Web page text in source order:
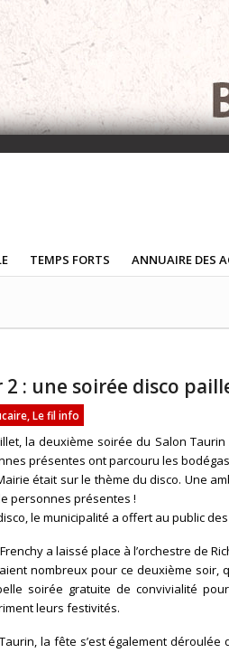
TEMPS FORTS ANNUAIRE DES
: une soirée disco
,Le fil info
la deuxième soirée du Salon
présentes ont parcouru les
était sur le thème du disco. Une
personnes présentes !
le municipalité a offert au public
a laissé place à l’orchestre de
nombreux pour ce deuxième
soirée gratuite de convivialité
leurs festivités.
la fête s’est également